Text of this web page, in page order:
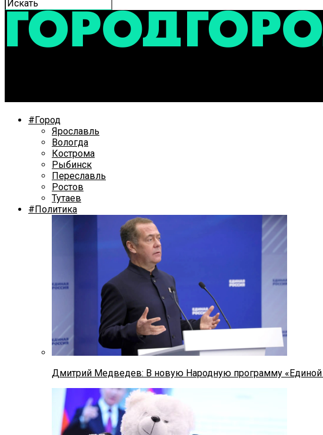
#Город
Ярославль
Вологда
Кострома
Рыбинск
Переславль
Ростов
Тутаев
#Политика
Дмитрий Медведев: В новую Народную программу «Единой